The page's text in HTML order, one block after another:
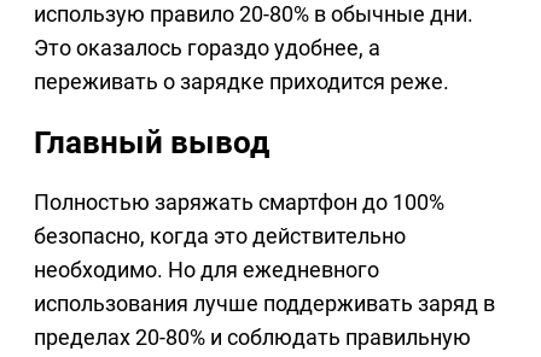
использую правило 20-80% в обычные дни.
Это оказалось гораздо удобнее, а
переживать о зарядке приходится реже.
Главный вывод
Полностью заряжать смартфон до 100%
безопасно, когда это действительно
необходимо. Но для ежедневного
использования лучше поддерживать заряд в
пределах 20-80% и соблюдать правильную